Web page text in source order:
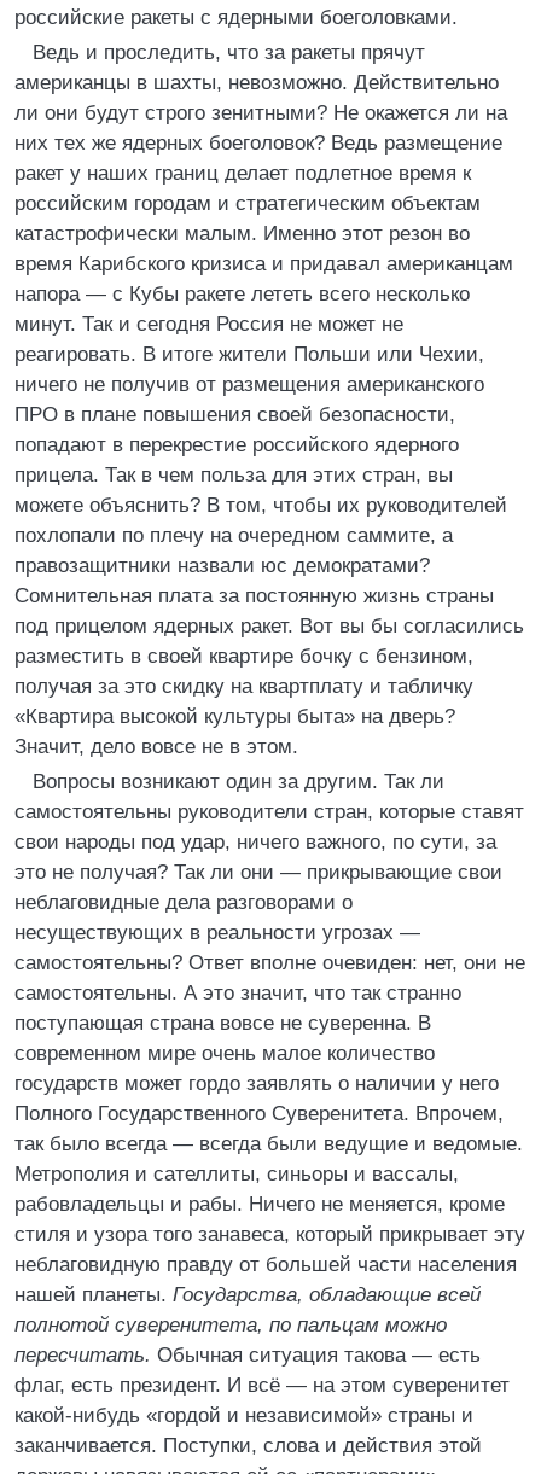
российские ракеты с ядерными боеголовками.
Ведь и проследить, что за ракеты прячут
американцы в шахты, невозможно. Действительно
ли они будут строго зенитными? Не окажется ли на
них тех же ядерных боеголовок? Ведь размещение
ракет у наших границ делает подлетное время к
российским городам и стратегическим объектам
катастрофически малым. Именно этот резон во
время Карибского кризиса и придавал американцам
напора — с Кубы ракете лететь всего несколько
минут. Так и сегодня Россия не может не
реагировать. В итоге жители Польши или Чехии,
ничего не получив от размещения американского
ПРО в плане повышения своей безопасности,
попадают в перекрестие российского ядерного
прицела. Так в чем польза для этих стран, вы
можете объяснить? В том, чтобы их руководителей
похлопали по плечу на очередном саммите, а
правозащитники назвали юс демократами?
Сомнительная плата за постоянную жизнь страны
под прицелом ядерных ракет. Вот вы бы согласились
разместить в своей квартире бочку с бензином,
получая за это скидку на квартплату и табличку
«Квартира высокой культуры быта» на дверь?
Значит, дело вовсе не в этом.
Вопросы возникают один за другим. Так ли
самостоятельны руководители стран, которые ставят
свои народы под удар, ничего важного, по сути, за
это не получая? Так ли они — прикрывающие свои
неблаговидные дела разговорами о
несуществующих в реальности угрозах —
самостоятельны? Ответ вполне очевиден: нет, они не
самостоятельны. А это значит, что так странно
поступающая страна вовсе не суверенна. В
современном мире очень малое количество
государств может гордо заявлять о наличии у него
Полного Государственного Суверенитета. Впрочем,
так было всегда — всегда были ведущие и ведомые.
Метрополия и сателлиты, синьоры и вассалы,
рабовладельцы и рабы. Ничего не меняется, кроме
стиля и узора того занавеса, который прикрывает эту
неблаговидную правду от большей части населения
нашей планеты. Государства, обладающие всей
полнотой суверенитета, по пальцам можно
пересчитать. Обычная ситуация такова — есть
флаг, есть президент. И всё — на этом суверенитет
какой-нибудь «гордой и независимой» страны и
заканчивается. Поступки, слова и действия этой